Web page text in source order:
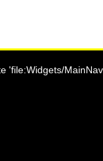
'file:Widgets/